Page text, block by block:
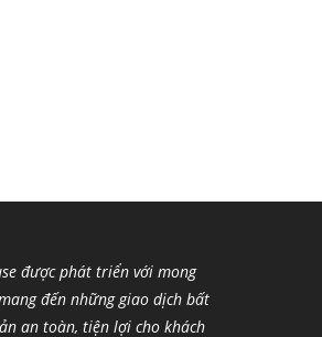
được phát triển với mong
đến những giao dịch bất
an toàn, tiện lợi cho khách